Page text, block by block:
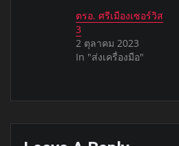
ตรอ. ศรีเมืองเซอร์วิส
3
2 ตุลาคม 2023
In "ส่งเครื่องมือ"